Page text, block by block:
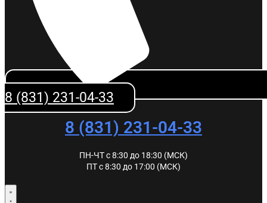
8 (831) 231-04-33
8 (831) 231-04-33
ПН-ЧТ с 8:30 до 18:30 (МСК)
ПТ с 8:30 до 17:00 (МСК)